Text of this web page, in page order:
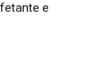
e